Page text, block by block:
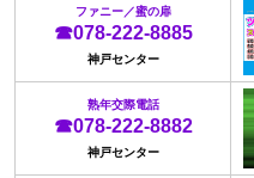
ファニー／蜜の扉
☎078-222-8885
神戸センター
熟年交際電話
☎078-222-8882
神戸センター